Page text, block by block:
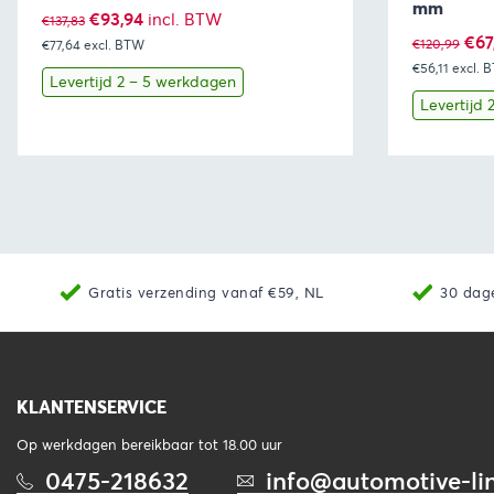
€137,83 Oorspronkelijke
prijs
was:
€93,94Huidige
prijs
is:
incl. BTW
€77,64 excl. BTW
Levertijd 2 – 5 werkdagen
mm
€120,99
was:
€
€56,11 excl.
Levertijd
Gratis verzending vanaf €59, NL 30
KLANTENSERVICE
Op werkdagen bereikbaar tot 18.00 uur
0475-218632 info@automotive-